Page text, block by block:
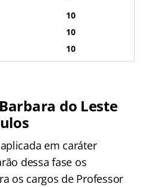
10
10
10
do Leste
em caráter
dessa fase os
os cargos de Professor